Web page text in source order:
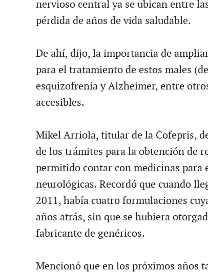
nervioso central ya se ubican entre
pérdida de años de vida saludable.
De ahí, dijo, la importancia de
para el tratamiento de estos males
esquizofrenia y Alzheimer, entre
accesibles.
Mikel Arriola, titular de la Cofepris,
de los trámites para la obtención de
permitido contar con medicinas para
neurológicas. Recordó que cuando
2011, había cuatro formulaciones
años atrás, sin que se hubiera
fabricante de genéricos.
Mencionó que en los próximos años